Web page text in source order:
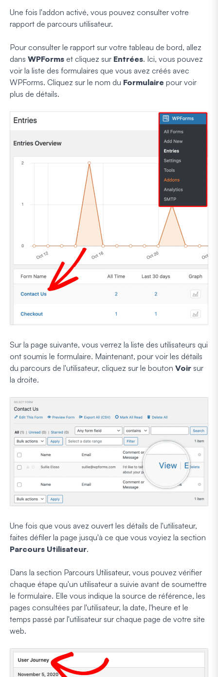
Une fois l'addon activé, vous pouvez consulter votre
rapport de parcours utilisateur.
Pour consulter le rapport sur votre tableau de bord, allez
dans WPForms et cliquez sur Entrées. Ici, vous pouvez
voir la liste des formulaires que vous avez créés avec
WPForms. Cliquez sur le nom du Formulaire pour voir
plus de détails.
Sur la page suivante, vous verrez la liste des utilisateurs qui
ont soumis le formulaire. Maintenant, pour voir les détails
du parcours de l'utilisateur, cliquez sur le bouton Voir sur
la droite.
Une fois que vous avez ouvert les détails de l'utilisateur,
faites défiler la page jusqu'à ce que vous voyiez la section
Parcours Utilisateur.
Dans la section Parcours Utilisateur, vous pouvez vérifier
chaque étape qu'un utilisateur a suivie avant de soumettre
le formulaire. Elle vous indique la source de référence, les
pages consultées par l'utilisateur, la date, l'heure et le
temps passé par l'utilisateur sur chaque page de votre site
web.